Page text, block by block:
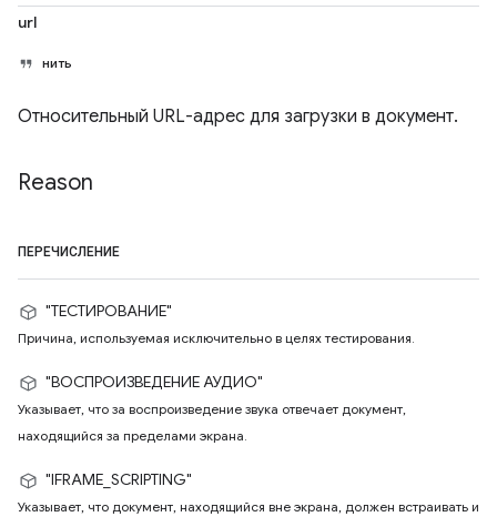
url
нить
Относительный URL-адрес для загрузки в документ.
Reason
ПЕРЕЧИСЛЕНИЕ
"ТЕСТИРОВАНИЕ"
Причина, используемая исключительно в целях тестирования.
"ВОСПРОИЗВЕДЕНИЕ АУДИО"
Указывает, что за воспроизведение звука отвечает документ,
находящийся за пределами экрана.
"IFRAME_SCRIPTING"
Указывает, что документ, находящийся вне экрана, должен встраивать и